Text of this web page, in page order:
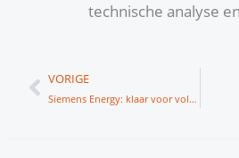
technische analyse
Vorige
VORIGE
Siemens Energy: klaar voor volgende sprong?